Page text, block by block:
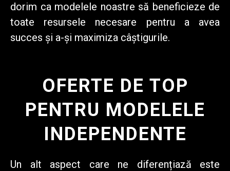
dorim ca modelele noastre să beneficieze de
toate resursele necesare pentru a avea
succes și a-și maximiza câștigurile.
OFERTE DE TOP
PENTRU MODELELE
INDEPENDENTE
Un alt aspect care ne diferențiază este